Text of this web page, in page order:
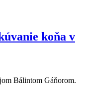
koňa v
Bálintom Gáňorom.